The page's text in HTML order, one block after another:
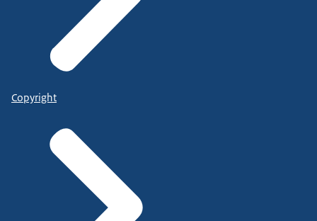
Copyright